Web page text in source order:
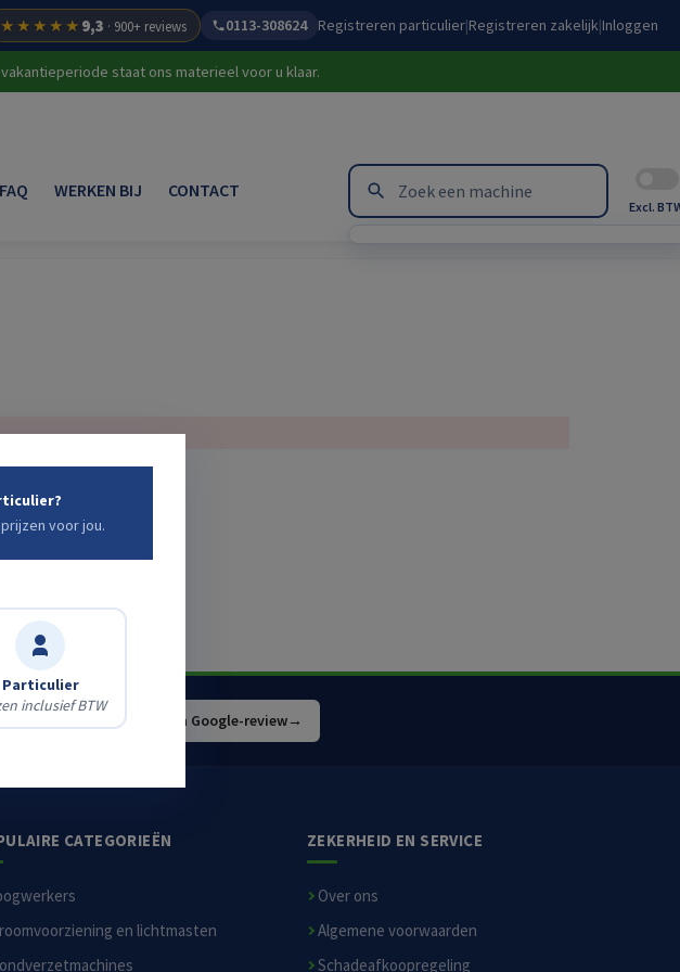
★★★★★ 9,3 · 900+ reviews 0113-308624 Registreren particulier|Registreren zakelijk|Inloggen
staat ons materieel voor u klaar.
FAQ WERKEN BIJ CONTACT
Excl.
Schrijf een Google-review→
CATEGORIEËN
en lichtmasten
ZEKERHEID EN SERVICE
Over ons
Algemene voorwaarden
Schadeafkoopregeling
voor jou.
Particulier
inclusief BTW